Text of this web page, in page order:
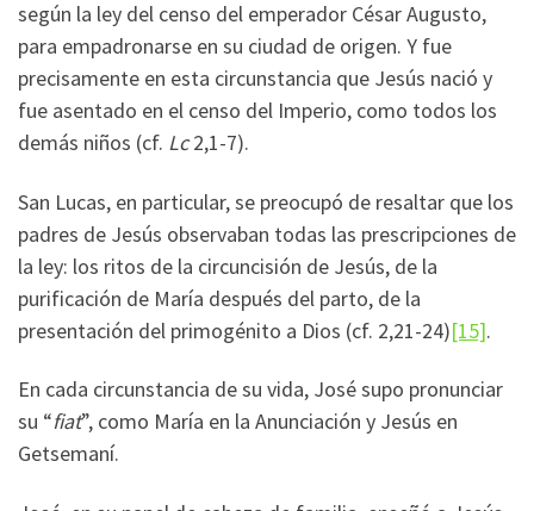
según la ley del censo del emperador César Augusto,
para empadronarse en su ciudad de origen. Y fue
precisamente en esta circunstancia que Jesús nació y
fue asentado en el censo del Imperio, como todos los
demás niños (cf. Lc2,1-7).
San Lucas, en particular, se preocupó de resaltar que los
padres de Jesús observaban todas las prescripciones de
la ley: los ritos de la circuncisión de Jesús, de la
purificación de María después del parto, de la
presentación del primogénito a Dios (cf. 2,21-24)[15].
En cada circunstancia de su vida, José supo pronunciar
su “fiat”, como María en la Anunciación y Jesús en
Getsemaní.